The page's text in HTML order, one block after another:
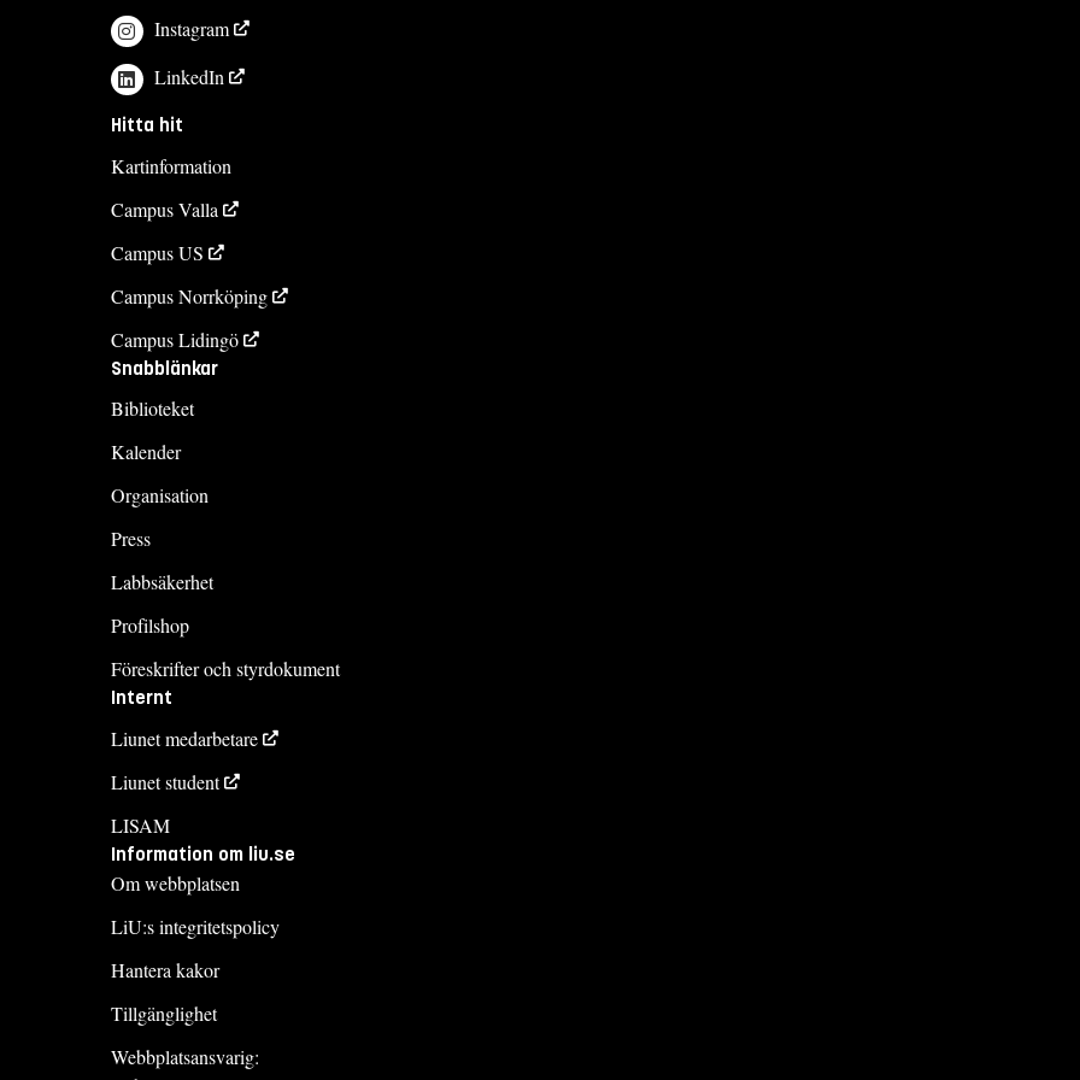
Instagram
LinkedIn
Hitta hit
Kartinformation
Campus Valla
Campus US
Campus Norrköping
Campus Lidingö
Snabblänkar
Biblioteket
Kalender
Organisation
Press
Labbsäkerhet
Profilshop
Föreskrifter och styrdokument
Internt
Liunet medarbetare
Liunet student
LISAM
Information om liu.se
Om webbplatsen
LiU:s integritetspolicy
Hantera kakor
Tillgänglighet
Webbplatsansvarig: